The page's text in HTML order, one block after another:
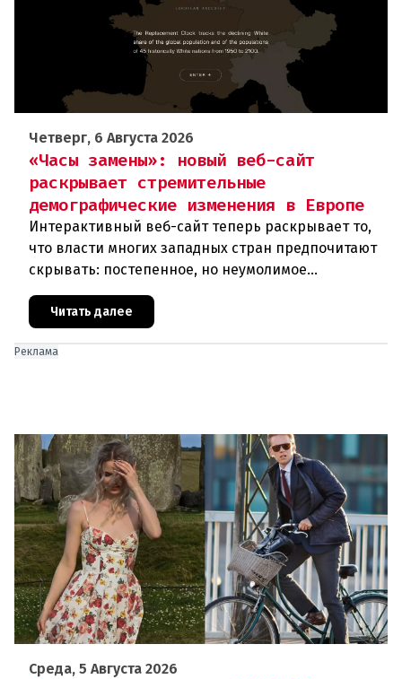
Четверг, 6 Августа 2026
«Часы замены»: новый веб-сайт
раскрывает стремительные
демографические изменения в Европе
Интерактивный веб-сайт теперь раскрывает то,
что власти многих западных стран предпочитают
скрывать: постепенное, но неумолимое
сокращение численности населения
европейского происхождения. «Часы замен
Читать далее
Реклама
Среда, 5 Августа 2026